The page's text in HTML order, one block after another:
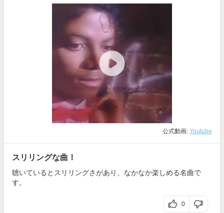
公式動画: Youtube
スリリングな曲！
聴いているとスリリングさがあり、なかなか楽しめる名曲で
す。
0